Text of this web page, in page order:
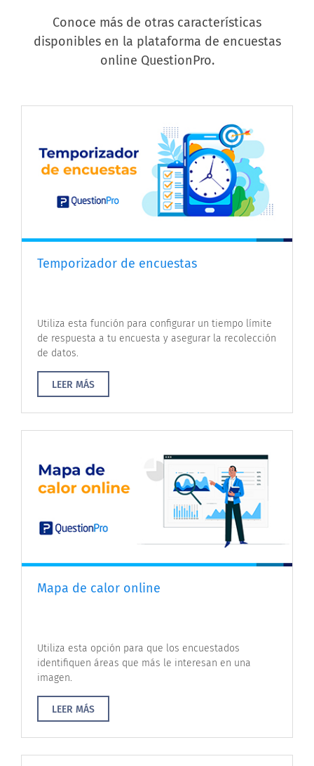
Conoce más de otras características
disponibles en la plataforma de encuestas
online QuestionPro.
Temporizador de encuestas
Utiliza esta función para configurar un tiempo límite
de respuesta a tu encuesta y asegurar la recolección
de datos.
LEER MÁS
Mapa de calor online
Utiliza esta opción para que los encuestados
identifiquen áreas que más le interesan en una
imagen.
LEER MÁS